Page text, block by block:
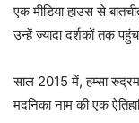
एक मीडिया हाउस से
उन्हें ज्यादा दर्शकों तक
साल 2015 में, हम्सा
मदनिका नाम की एक